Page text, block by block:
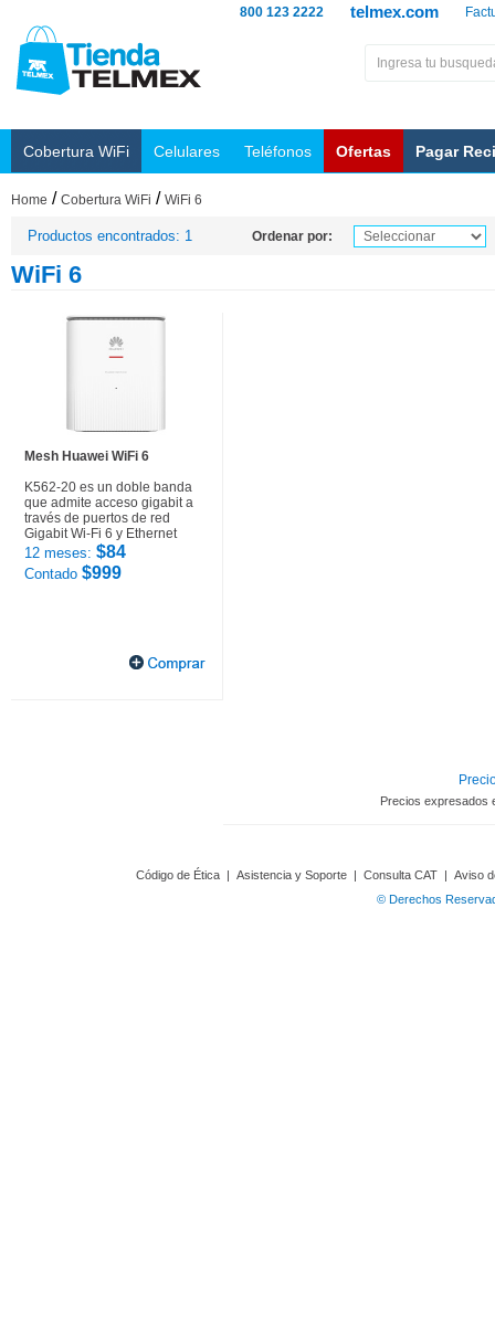
telmex.com
800 123 2222
Cobertura WiFi Celulares Teléfonos Ofertas Pagar
Home / Cobertura WiFi / WiFi 6
Productos encontrados: 1 Ordenar por:
WiFi 6
Mesh Huawei WiFi 6
K562-20 es un doble banda
que admite acceso gigabit a
través de puertos de red
Gigabit Wi-Fi 6 y Ethernet
12 meses: $84
Contado $999
Precios expresados
Código de Ética | Asistencia y Soporte | Consulta CAT | Aviso
© Derechos